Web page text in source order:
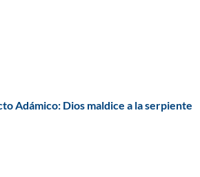
Adámico: Dios maldice a la serpiente